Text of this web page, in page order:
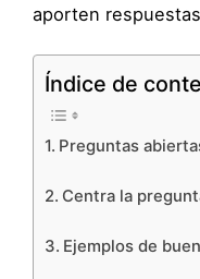
aporten
Índice de
Preguntas
Centra la
Ejemplos de